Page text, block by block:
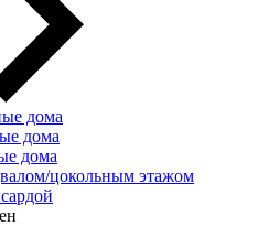
дома
дома
дома
цокольным этажом